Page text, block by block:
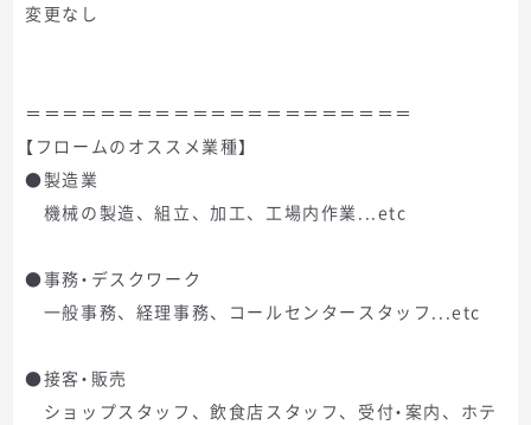
変更なし
＝＝＝＝＝＝＝＝＝＝＝＝＝＝＝＝＝＝＝＝＝
【フロームのオススメ業種】
●製造業
機械の製造、組立、加工、工場内作業...etc
●事務・デスクワーク
一般事務、経理事務、コールセンタースタッフ...etc
●接客・販売
ショップスタッフ、飲食店スタッフ、受付・案内、ホテ